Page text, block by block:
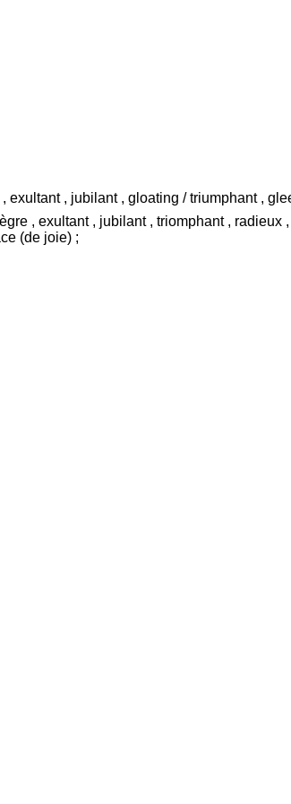
exultant , jubilant , gloating / triumphant ,
, exultant , jubilant , triomphant ,
(de joie) ;